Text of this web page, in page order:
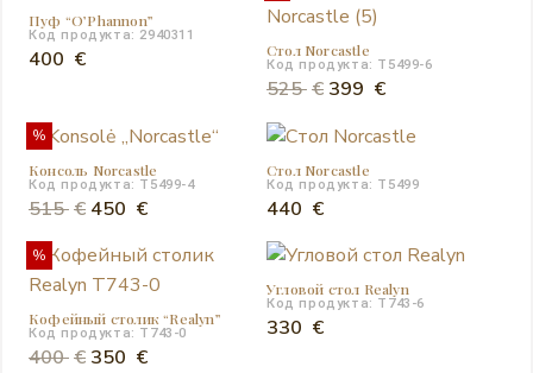
Пуф “O’Phannon”
Код продукта: 2940311
400 € Стол Norcastle
Код продукта: T5499-6
525€ Первоначальная
составляла
525 €.
399 €Текущая
399 €.
%
Консоль Norcastle
Код продукта: T5499-4
515€ Первоначальная
составляла
515 €.
450 €Текущая
450 €.
Стол Norcastle
Код продукта: T5499
440 €
%
Кофейный столик “Realyn”
Код продукта: T743-0
400€ Первоначальная
350 €Текущая
Угловой стол Realyn
Код продукта: T743-6
330 €